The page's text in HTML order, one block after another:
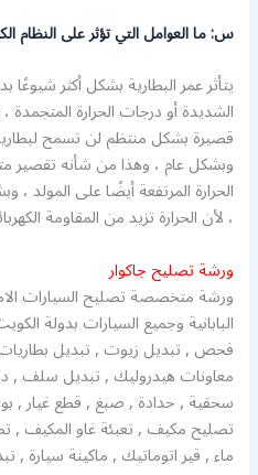
س: ما العوامل التي تؤثر على النظام
يتأثر عمر البطارية بشكل أكثر شيوعًا
الشديدة أو درجات الحرارة
قصيرة بشكل منتظم لن تسمح
وبشكل عام ، وهذا من شأنه تقصير
الحرارة المرتفعة أيضًا على المولد ،
، لأن الحرارة تزيد من المقاومة
ورشة تصليح جاكوار
ورشة متخصصة تصليح السيارات
البابانية وجميع السيارات بدولة
فحص , تبديل زيوت , تبديل
معاونات هيدروليك , تبديل سلف ,
سحقية , حدادة , صبغ , قطع غيار ,
تصليح مكيف , تعبئة غاو المكيف
ماء , قير اتوماتيك , ماكينة